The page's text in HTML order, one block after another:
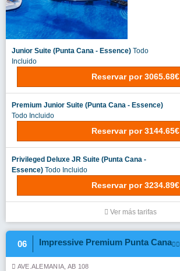
Junior Suite (Punta Cana - Essence) Todo
Incluido
Reservar por 3065.68€
Premium Junior Suite (Punta Cana - Essence)
Todo Incluido
Reservar por 3144.65€
Privileged Deluxe JR Suite (Punta Cana -
Essence) Todo Incluido
Reservar por 3234.89€
Ver más tarifas
06 Impressive Premium Punta Cana
AVE.ALEMANIA, AB 108